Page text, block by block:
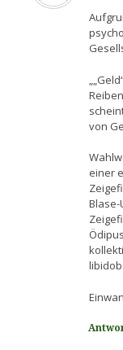
von
einer